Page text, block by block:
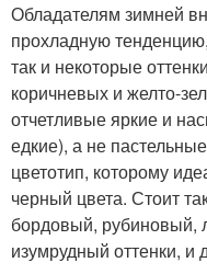
Обладателям зимней
прохладную
так и некоторые
коричневых и желто-
отчетливые яркие и
едкие), а не
цветотип, которому
черный цвета. Стоит
бордовый, рубиновый,
изумрудный оттенки, и